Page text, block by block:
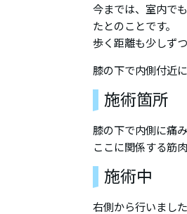
今までは、室内で
たとのことです。
歩く距離も少しず
膝の下で内側付近
施術箇所
膝の下で内側に痛
ここに関係する筋
施術中
右側から行いました